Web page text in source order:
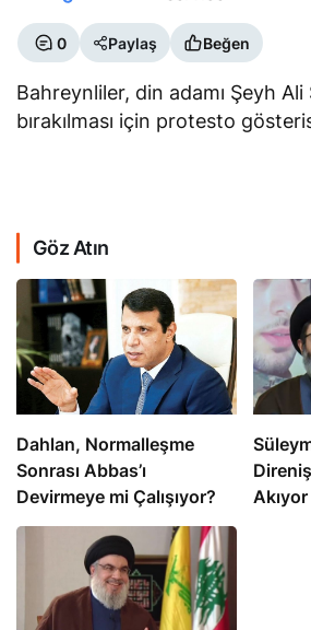
0 Paylaş Beğen
Bahreynliler, din adamı Şeyh Ali
bırakılması için protesto
Göz Atın
Dahlan, Normalleşme
Sonrası Abbas’ı
Devirmeye mi Çalışıyor?
Akıyor